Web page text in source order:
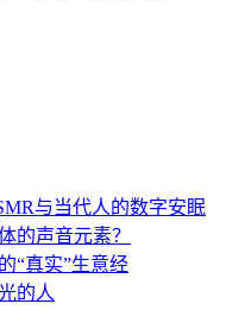
与当代人的数字安眠
的声音元素？
“真实”生意经
的人